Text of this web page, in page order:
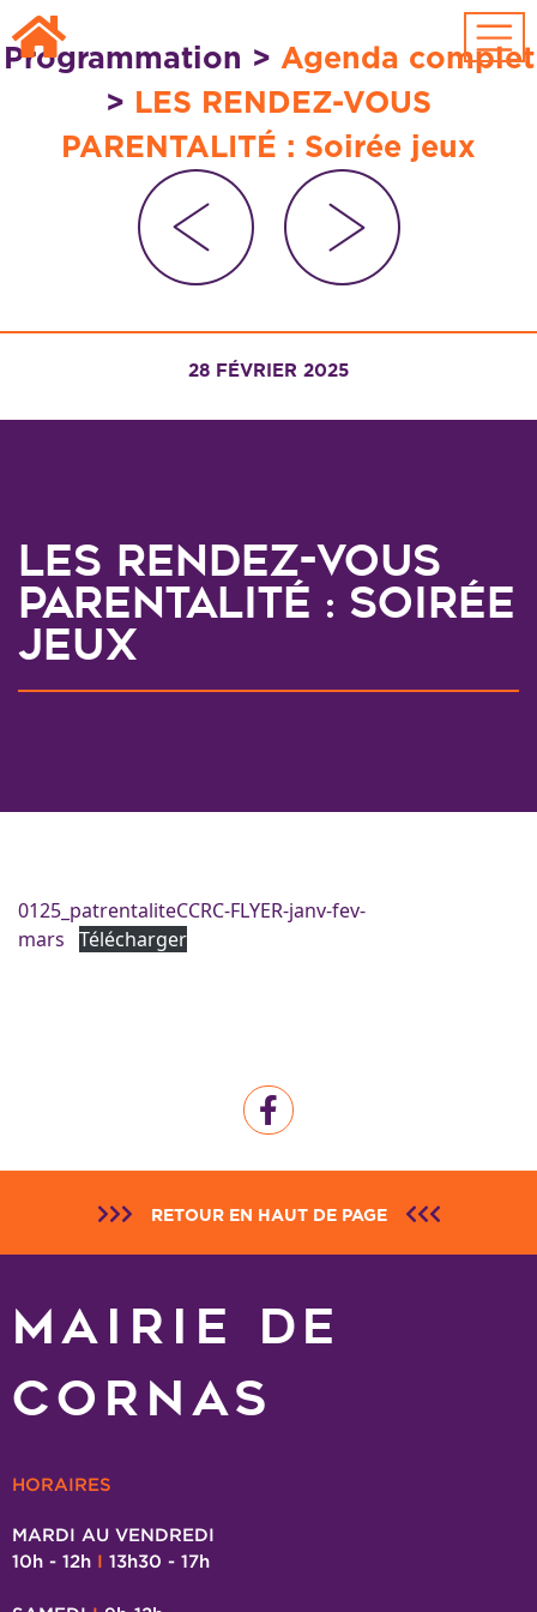
Passer au contenu principal
Programmation > Agenda complet
> LES RENDEZ-VOUS
PARENTALITÉ : Soirée jeux
28 FÉVRIER 2025
LES RENDEZ-VOUS
PARENTALITÉ : Soirée
jeux
0125_patrentaliteCCRC-FLYER-janv-fev-
mars Télécharger
RETOUR EN HAUT DE PAGE
MAIRIE DE
CORNAS
HORAIRES
MARDI AU VENDREDI
10h - 12h I 13h30 - 17h